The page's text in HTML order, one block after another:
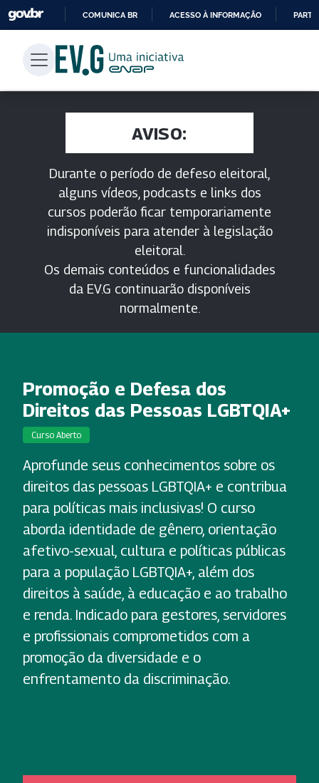
PARA
CONTEÚDO
COMUNICA BR ACESSO À INFORMAÇÃO
AVISO:
Durante o período de defeso eleitoral,
alguns vídeos, podcasts e links dos
cursos poderão ficar temporariamente
indisponíveis para atender à legislação
eleitoral.
Os demais conteúdos e funcionalidades
da EV.G continuarão disponíveis
normalmente.
Promoção e Defesa dos
Direitos das Pessoas LGBTQIA+
Curso Aberto
Aprofunde seus conhecimentos sobre os
direitos das pessoas LGBTQIA+ e contribua
para políticas mais inclusivas! O curso
aborda identidade de gênero, orientação
afetivo-sexual, cultura e políticas públicas
para a população LGBTQIA+, além dos
direitos à saúde, à educação e ao trabalho
e renda. Indicado para gestores, servidores
e profissionais comprometidos com a
promoção da diversidade e o
enfrentamento da discriminação.